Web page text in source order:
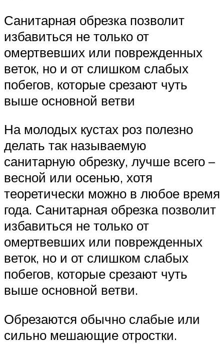
Санитарная обрезка позволит
избавиться не только от
омертвевших или поврежденных
веток, но и от слишком слабых
побегов, которые срезают чуть
выше основной ветви
На молодых кустах роз полезно
делать так называемую
санитарную обрезку, лучше всего –
весной или осенью, хотя
теоретически можно в любое время
года. Санитарная обрезка позволит
избавиться не только от
омертвевших или поврежденных
веток, но и от слишком слабых
побегов, которые срезают чуть
выше основной ветви.
Обрезаются обычно слабые или
сильно мешающие отростки.